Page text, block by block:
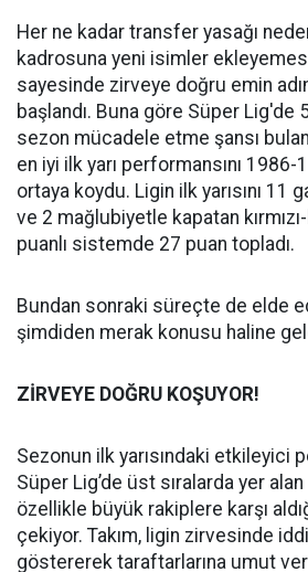
Her ne kadar transfer yasağı
kadrosuna yeni isimler
sayesinde zirveye doğru emin
başlandı. Buna göre Süper Lig'de
sezon mücadele etme şansı
en iyi ilk yarı performansını
ortaya koydu. Ligin ilk yarısını 11
ve 2 mağlubiyetle kapatan
puanlı sistemde 27 puan topladı.
Bundan sonraki süreçte de elde
şimdiden merak konusu haline
ZİRVEYE DOĞRU KOŞUYOR!
Sezonun ilk yarısındaki etkileyici
Süper Lig’de üst sıralarda yer
özellikle büyük rakiplere karşı
çekiyor. Takım, ligin zirvesinde
göstererek taraftarlarına umut